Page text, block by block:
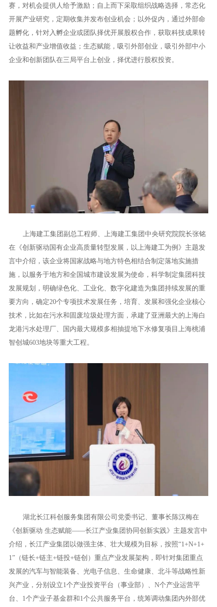
赛，对机会提供人给予激励；自上而下采取组织战略选择，常态化
开展产业研究，定期收集并发布创业机会；以外促内，通过外部命
题孵化，针对入孵企业或团队择优开展股权合作，获取科技成果转
让收益和产业增值收益；生态赋能，吸引外部创业，吸引外部中小
企业和创新团队在三局平台上创业，择优进行股权投资。
上海建工集团副总工程师、上海建工集团中央研究院院长张铭
在《创新驱动国有企业高质量转型发展，以上海建工为例》主题发
言中介绍，该企业将国家战略与地方特色相结合制定落地实施措
施，以服务于地方和全国城市建设发展为使命，科学制定集团科技
发展规划，明确绿色化、工业化、数字化建造为集团持续发展的重
要方向，确定20个专项技术发展任务，培育、发展和强化企业核心
技术，比如在污水和固废垃圾处理方面，承建了亚洲最大的上海白
龙港污水处理厂、国内最大规模多相抽提地下水修复项目上海桃浦
智创城603地块等重大工程。
湖北长江科创服务集团有限公司党委书记、董事长陈汉梅在
《创新驱动 生态赋能——长江产业集团协同创新实践》主题发言中
介绍，长江产业集团以做强主体、壮大规模为目标，按照“1+N+1+
1”（链长+链主+链投+链创）重点产业发展架构，即针对集团重点
发展的汽车与智能装备、光电子信息、生命健康、北斗等战略性新
兴产业，分别设立1个产业投资平台（事业部）、N个产业运营平
台、1个产业子基金群和1个公共服务平台，统筹调动集团内外部优